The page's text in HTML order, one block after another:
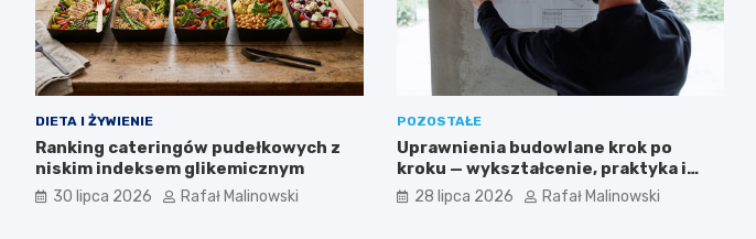
DIETA I ŻYWIENIE
Ranking cateringów pudełkowych z
niskim indeksem glikemicznym
30 lipca 2026 Rafał Malinowski
POZOSTAŁE
Uprawnienia budowlane krok po
kroku — wykształcenie, praktyka i
egzamin ustny
28 lipca 2026 Rafał Malinowski